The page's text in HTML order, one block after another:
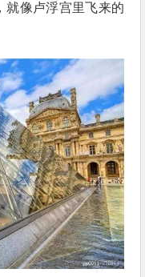
就像卢浮宫里飞来的